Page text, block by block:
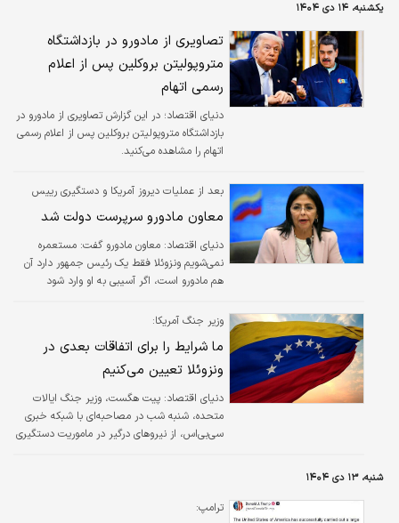
یکشنبه، ۱۴ دی ۱۴۰۴
تصاویری از مادورو در بازداشتگاه
متروپولیتن بروکلین پس از اعلام
رسمی اتهام
دنیای اقتصاد؛ در این گزارش تصاویری از مادورو در
بازداشتگاه متروپولیتن بروکلین پس از اعلام رسمی
اتهام را مشاهده می‌کنید.
بعد از عملیات دیروز آمریکا و دستگیری رییس
جمهور ونزوئلا؛
معاون مادورو سرپرست دولت شد
دنیای اقتصاد: معاون مادورو گفت: مستعمره
نمی‌شویم ونزوئلا فقط یک رئیس جمهور دارد آن
هم مادورو است، اگر آسیبی به او وارد شود
وزیر جنگ آمریکا:
ما شرایط را برای اتفاقات بعدی در
ونزوئلا تعیین می‌کنیم
دنیای اقتصاد: پیت هگست، وزیر جنگ ایالات
متحده، شنبه شب در مصاحبه‌ای با شبکه خبری
سی‌بی‌اس، از نیروهای درگیر در ماموریت دستگیری
شنبه، ۱۳ دی ۱۴۰۴
ترامپ: